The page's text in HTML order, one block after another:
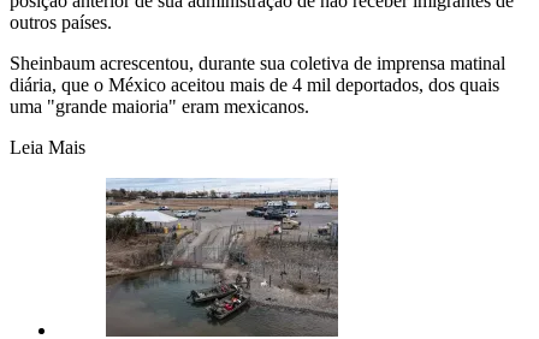
outros países.
Sheinbaum acrescentou, durante sua coletiva de imprensa matinal
diária, que o México aceitou mais de 4 mil deportados, dos quais
uma "grande maioria" eram mexicanos.
Leia Mais